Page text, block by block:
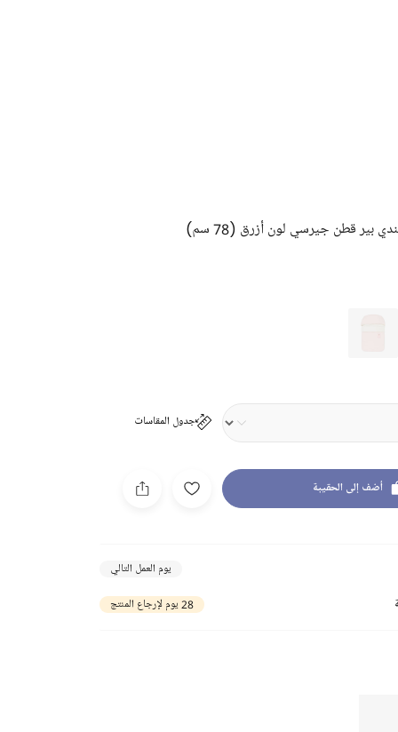
بير قطن جيرسي لون أزرق (78 سم)
جدول المقاسات
أضف إلى الحقيبة
يوم العمل التالي
28 يوم لإرجاع المنتج